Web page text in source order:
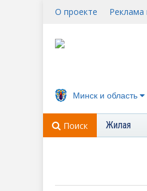
О проекте Реклама
Минск и область
Поиск Жилая